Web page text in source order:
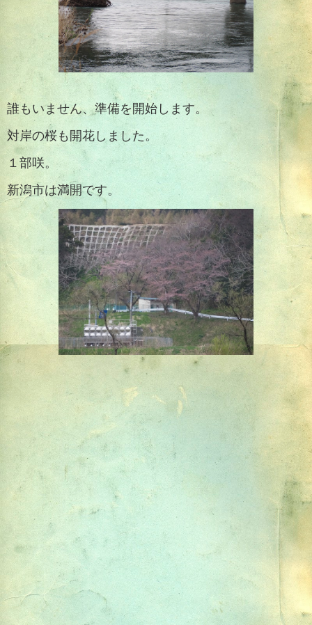
誰もいません、準備を開始します。
対岸の桜も開花しました。
１部咲。
新潟市は満開です。